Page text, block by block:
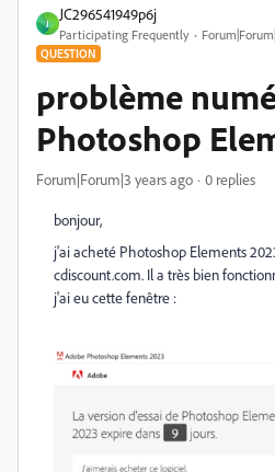
J
JC296541949p6j
Participating Frequently
QUESTION
problème
Photoshop
Forum|Forum|3 years ago 0 replies
bonjour,
j'ai acheté Photoshop Elements
cdiscount.com. Il a très bien
j'ai eu cette fenêtre :